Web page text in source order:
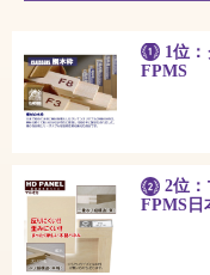
1位
FPMS
2位
FPMS